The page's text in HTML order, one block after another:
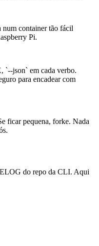
container tão fácil
Pi.
`--json` em cada verbo.
para encadear com
ficar pequena, forke. Nada
do repo da CLI. Aqui